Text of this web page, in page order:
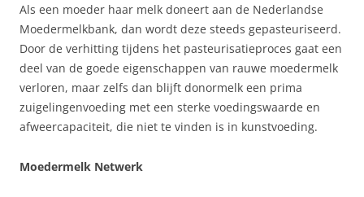
Als een moeder haar melk doneert aan de Nederlandse
Moedermelkbank, dan wordt deze steeds gepasteuriseerd.
Door de verhitting tijdens het pasteurisatieproces gaat een
deel van de goede eigenschappen van rauwe moedermelk
verloren, maar zelfs dan blijft donormelk een prima
zuigelingenvoeding met een sterke voedingswaarde en
afweercapaciteit, die niet te vinden is in kunstvoeding.
Moedermelk Netwerk